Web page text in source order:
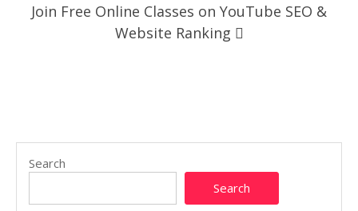
Join Free Online Classes on YouTube SEO &
Website Ranking
Search
Search